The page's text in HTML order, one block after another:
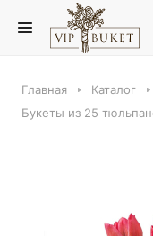
Главная Каталог
Букеты из 25